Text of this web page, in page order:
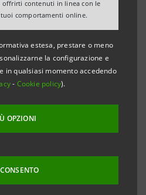
offrirti contenuti in linea con le
comportamenti online.
estesa, prestare o meno
la configurazione e
in qualsiasi momento accedendo
- Cookie policy).
OPZIONI
4, del D. L. n. 18 del 17
L. n. 27 del 24 aprile
recante misure
e l’esercizio del voto degli
del D. Lgs. n. 58/1998